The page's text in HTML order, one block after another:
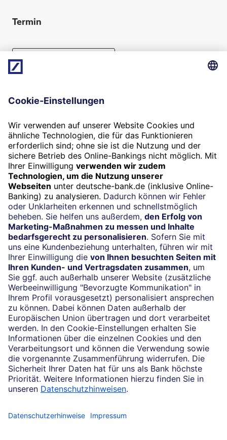
Termin
Folgen Sie uns
Widerruf
Vertrag widerrufen
Impressum
Konditionen und Preise
Rechtliche Hinweise
Datenschutz
Barrierefreiheit
Cookie-Einstellungen
Sicherheit und Technik
Notfallnummern